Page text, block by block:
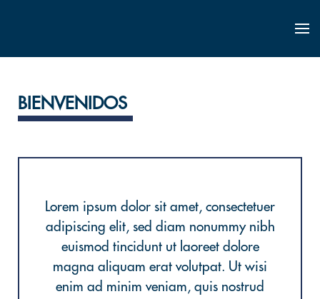
BIENVENIDOS
Lorem ipsum dolor sit amet, consectetuer
adipiscing elit, sed diam nonummy nibh
euismod tincidunt ut laoreet dolore
magna aliquam erat volutpat. Ut wisi
enim ad minim veniam, quis nostrud